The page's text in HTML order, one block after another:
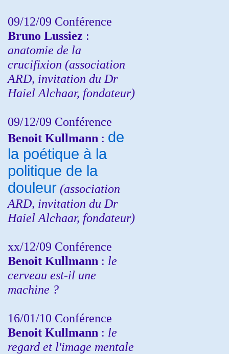
09/12/09 Conférence
Bruno Lussiez :
anatomie de la
crucifixion (association
ARD, invitation du Dr
Haiel Alchaar, fondateur)
09/12/09 Conférence
Benoit Kullmann : de
la poétique à la
politique de la
douleur (association
ARD, invitation du Dr
Haiel Alchaar, fondateur)
xx/12/09 Conférence
Benoit Kullmann : le
cerveau est-il une
machine ?
16/01/10 Conférence
Benoit Kullmann : le
regard et l'image mentale